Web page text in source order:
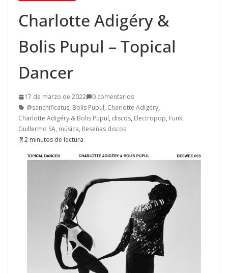
Charlotte Adigéry &
Bolis Pupul – Topical
Dancer
17 de marzo de 2022
0 comentarios
@sanchificatus, Bolis Pupul, Charlotte Adigéry,
Charlotte Adigéry & Bolis Pupul, discos, Electropop, Funk,
Guillermo SA, música, Reseñas discos
2 minutos de lectura